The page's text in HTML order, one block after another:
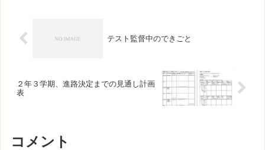
テスト監督中のできごと
２年３学期、進路決定までの見通し計画
表
コメント